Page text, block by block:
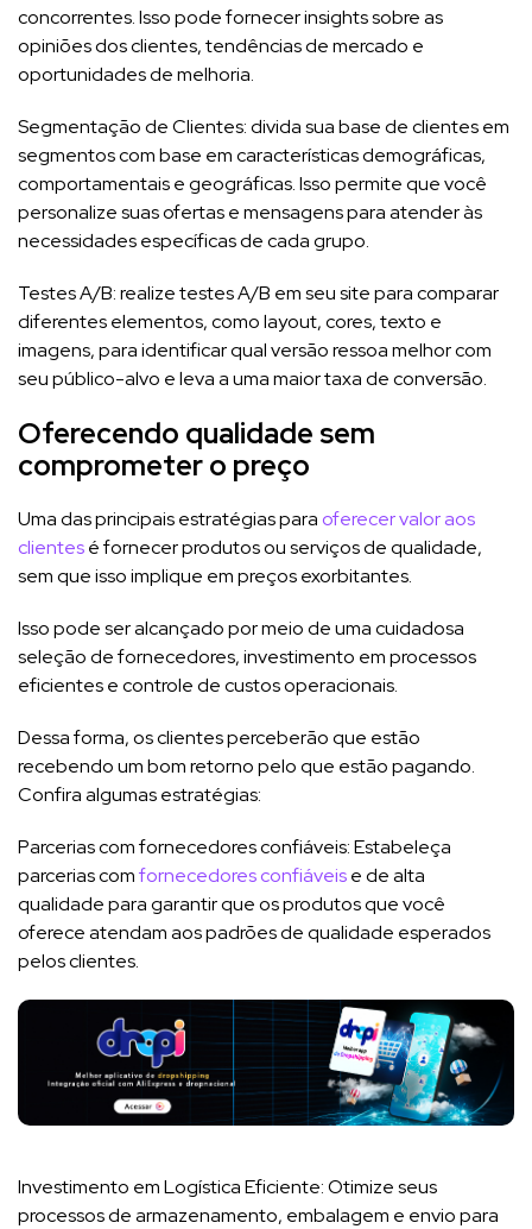
concorrentes. Isso pode fornecer insights sobre as
opiniões dos clientes, tendências de mercado e
oportunidades de melhoria.
Segmentação de Clientes: divida sua base de clientes em
segmentos com base em características demográficas,
comportamentais e geográficas. Isso permite que você
personalize suas ofertas e mensagens para atender às
necessidades específicas de cada grupo.
Testes A/B: realize testes A/B em seu site para comparar
diferentes elementos, como layout, cores, texto e
imagens, para identificar qual versão ressoa melhor com
seu público-alvo e leva a uma maior taxa de conversão.
Oferecendo qualidade sem
comprometer o preço
Uma das principais estratégias para oferecer valor aos
clientesé fornecer produtos ou serviços de qualidade,
sem que isso implique em preços exorbitantes.
Isso pode ser alcançado por meio de uma cuidadosa
seleção de fornecedores, investimento em processos
eficientes e controle de custos operacionais.
Dessa forma, os clientes perceberão que estão
recebendo um bom retorno pelo que estão pagando.
Confira algumas estratégias:
Parcerias com fornecedores confiáveis: Estabeleça
parcerias comfornecedores confiáveise de alta
qualidade para garantir que os produtos que você
oferece atendam aos padrões de qualidade esperados
pelos clientes.
Investimento em Logística Eficiente: Otimize seus
processos de armazenamento, embalagem e envio para